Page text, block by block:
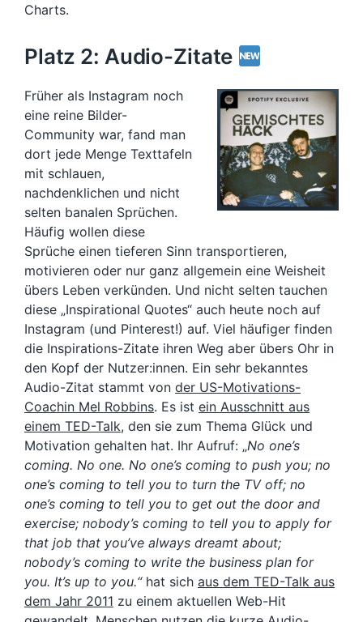
Charts.
Platz 2: Audio-Zitate
Früher als Instagram noch
eine reine Bilder-
Community war, fand man
dort jede Menge Texttafeln
mit schlauen,
nachdenklichen und nicht
selten banalen Sprüchen.
Häufig wollen diese
Sprüche einen tieferen Sinn transportieren,
motivieren oder nur ganz allgemein eine Weisheit
übers Leben verkünden. Und nicht selten tauchen
diese „Inspirational Quotes“ auch heute noch auf
Instagram (und Pinterest!) auf. Viel häufiger finden
die Inspirations-Zitate ihren Weg aber übers Ohr in
den Kopf der Nutzer:innen. Ein sehr bekanntes
Audio-Zitat stammt von der US-Motivations-
Coachin Mel Robbins. Es ist ein Ausschnitt aus
einem TED-Talk, den sie zum Thema Glück und
Motivation gehalten hat. Ihr Aufruf: „No one’s
coming. No one. No one’s coming to push you; no
one’s coming to tell you to turn the TV off; no
one’s coming to tell you to get out the door and
exercise; nobody’s coming to tell you to apply for
that job that you’ve always dreamt about;
nobody’s coming to write the business plan for
you. It’s up to you.“hat sich aus dem TED-Talk aus
dem Jahr 2011 zu einem aktuellen Web-Hit